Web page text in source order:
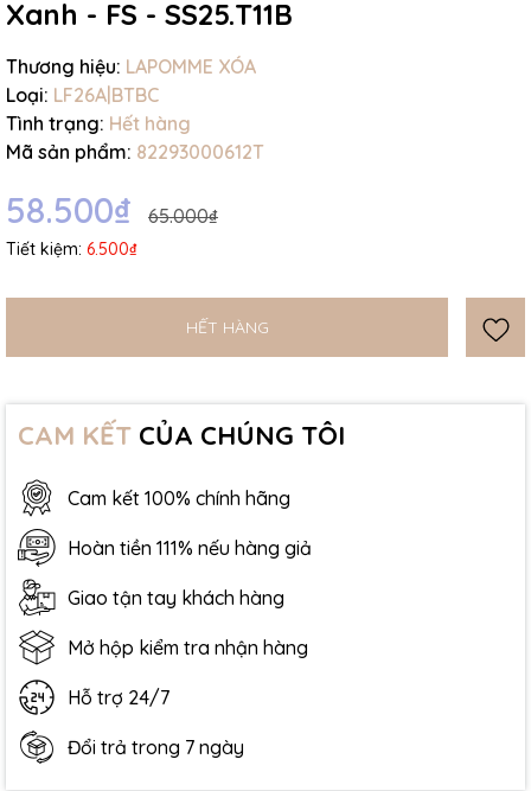
Xanh - FS - SS25.T11B
Thương hiệu: LAPOMME XÓA
Loại: LF26A|BTBC
Tình trạng: Hết hàng
Mã sản phẩm: 82293000612T
58.500₫ 65.000₫
Tiết kiệm: 6.500₫
HẾT HÀNG
CAM KẾT CỦA CHÚNG TÔI
Cam kết 100% chính hãng
Hoàn tiền 111% nếu hàng giả
Giao tận tay khách hàng
Mở hộp kiểm tra nhận hàng
Hỗ trợ 24/7
Đổi trả trong 7 ngày